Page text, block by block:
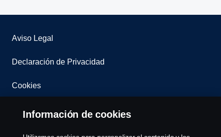
Aviso Legal
Declaración de Privacidad
Cookies
Contacta con nosotros
Whistleblowing
Información de cookies